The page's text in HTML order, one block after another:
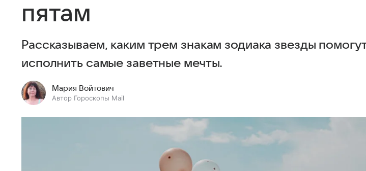
пятам
Рассказываем, каким трем знакам зодиака звезды
исполнить самые заветные мечты.
Мария Войтович
Автор Гороскопы Mail